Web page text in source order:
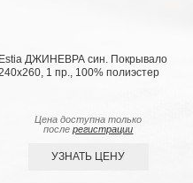
Estia ДЖИНЕВРА син. Покрывало
1 пр., 100% полиэстер
Цена доступна только
послерегистрации
УЗНАТЬ ЦЕНУ